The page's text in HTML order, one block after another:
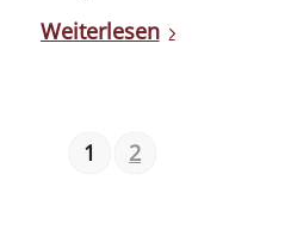
Weiterlesen
1 2